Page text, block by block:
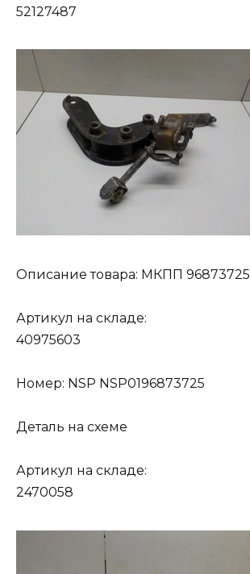
52127487
Описание товара: МКПП 96873725
Артикул на складе:
40975603
Номер: NSP NSP0196873725
Деталь на схеме
Артикул на складе:
2470058